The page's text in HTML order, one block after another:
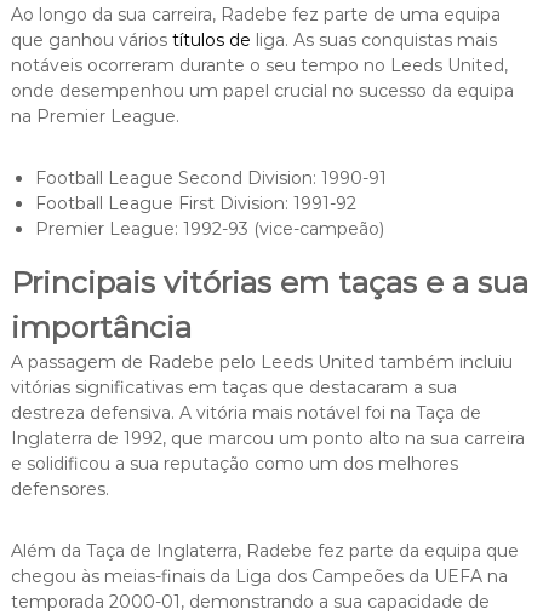
Ao longo da sua carreira, Radebe fez parte de uma equipa
que ganhou vários títulos de liga. As suas conquistas mais
notáveis ocorreram durante o seu tempo no Leeds United,
onde desempenhou um papel crucial no sucesso da equipa
na Premier League.
Football League Second Division: 1990-91
Football League First Division: 1991-92
Premier League: 1992-93 (vice-campeão)
Principais vitórias em taças e a sua
importância
A passagem de Radebe pelo Leeds United também incluiu
vitórias significativas em taças que destacaram a sua
destreza defensiva. A vitória mais notável foi na Taça de
Inglaterra de 1992, que marcou um ponto alto na sua carreira
e solidificou a sua reputação como um dos melhores
defensores.
Além da Taça de Inglaterra, Radebe fez parte da equipa que
chegou às meias-finais da Liga dos Campeões da UEFA na
temporada 2000-01, demonstrando a sua capacidade de